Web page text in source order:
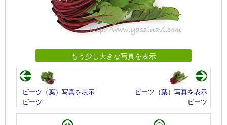
もう少し大きな写真を表示
ビーツ（葉）写真を表示
ビーツ
ビーツ（葉）写真を表示
ビーツ